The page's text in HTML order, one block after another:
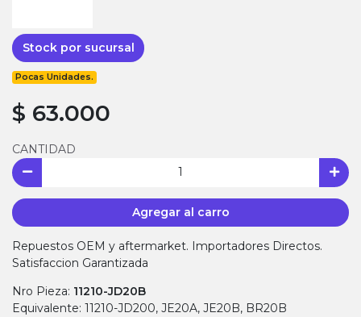
Stock por sucursal
Pocas Unidades.
$ 63.000
CANTIDAD
Agregar al carro
Repuestos OEM y aftermarket. Importadores Directos.
Satisfaccion Garantizada
Nro Pieza: 11210-JD20B
Equivalente: 11210-JD200, JE20A, JE20B, BR20B